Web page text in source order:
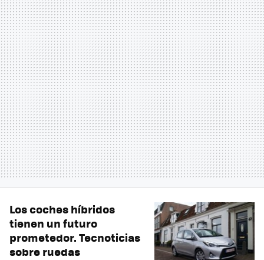
Los coches híbridos
tienen un futuro
prometedor. Tecnoticias
sobre ruedas